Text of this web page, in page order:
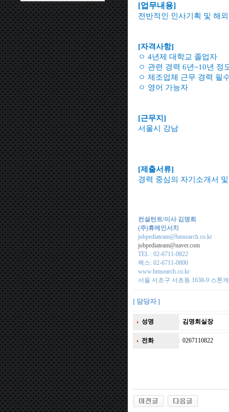
[업무내용]
전반적인 인사기획 및 해
[자격사항]
ㅇ 4년제 대학교 졸업자
ㅇ 관련 경력 6년~10년 정
ㅇ 제조업체 근무 경력 필
ㅇ 영어 가능자
[근무지]
서울시 강남
[제출서류]
경력 중심의 자기소개서
컨설턴트/이사 김명희
(주)휴메인서치
jobpediateam@hmsearch.co.kr
jobpediateam@naver.com
TEL : 02-6711-0822
팩스: 02-6711-0800
www.hmsearch.co.kr
서울 서초구 서초동 1638-9 스톤
[ 담당자 ]
성명 김명희실장
전화 0267110822